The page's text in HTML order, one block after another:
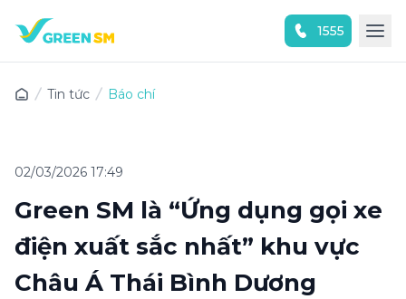
1555
Tin tức Báo chí
02/03/2026 17:49
Green SM là “Ứng dụng gọi xe
điện xuất sắc nhất” khu vực
Châu Á Thái Bình Dương